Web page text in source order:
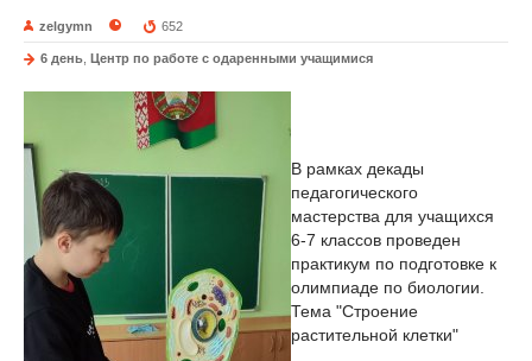
zelgymn 652
6 день Центр по работе с одаренными учащимися
В рамках декады
педагогического
мастерства для учащихся
6-7 классов проведен
практикум по подготовке к
олимпиаде по биологии.
Тема "Строение
растительной клетки"